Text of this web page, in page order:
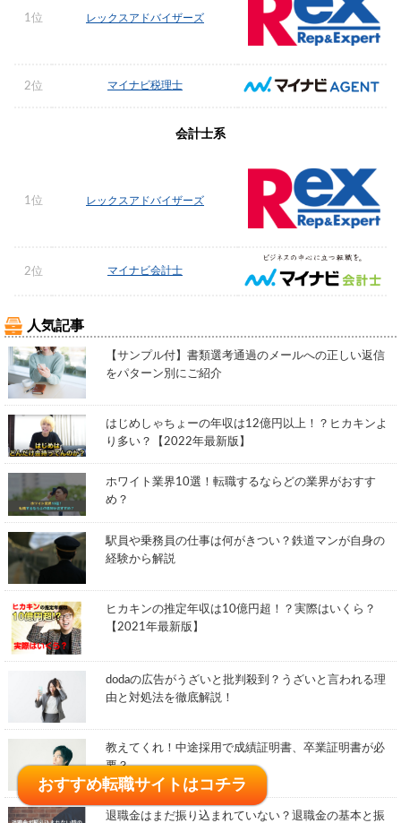
おすすめ転職サイトはコチラ
1位 レックスアドバイザーズ
2位 マイナビ税理士
会計士系
1位 レックスアドバイザーズ
2位 マイナビ会計士
人気記事
【サンプル付】書類選考通過のメールへの正しい返信
をパターン別にご紹介
はじめしゃちょーの年収は12億円以上！？ヒカキンよ
り多い？【2022年最新版】
ホワイト業界10選！転職するならどの業界がおすす
め？
駅員や乗務員の仕事は何がきつい？鉄道マンが自身の
経験から解説
ヒカキンの推定年収は10億円超！？実際はいくら？
【2021年最新版】
dodaの広告がうざいと批判殺到？うざいと言われる理
由と対処法を徹底解説！
教えてくれ！中途採用で成績証明書、卒業証明書が必
要？
退職金はまだ振り込まれていない？退職金の基本と振
おすすめ転職サイトはコチラ